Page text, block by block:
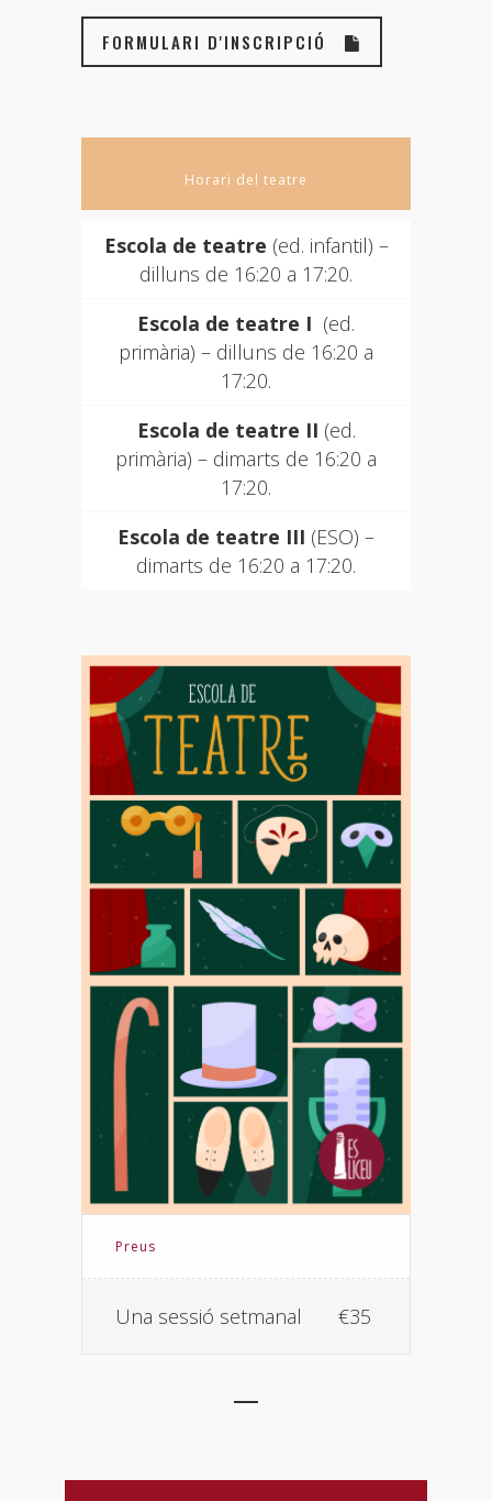
FORMULARI D'INSCRIPCIÓ
Horari del teatre
Escola de teatre (ed. infantil) –
dilluns de 16:20 a 17:20.
Escola de teatre I (ed.
primària) – dilluns de 16:20 a
17:20.
Escola de teatre II (ed.
primària) – dimarts de 16:20 a
17:20.
Escola de teatre III (ESO) –
dimarts de 16:20 a 17:20.
Preus
Una sessió setmanal €35